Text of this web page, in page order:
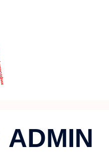
ADMIN